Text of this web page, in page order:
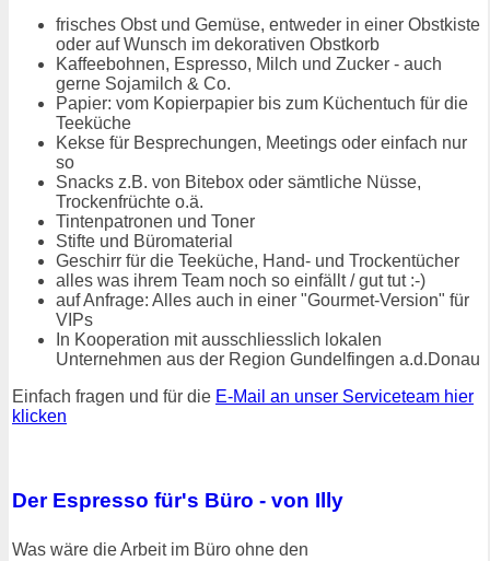
frisches Obst und Gemüse, entweder in einer Obstkiste
oder auf Wunsch im dekorativen Obstkorb
Kaffeebohnen, Espresso, Milch und Zucker - auch
gerne Sojamilch & Co.
Papier: vom Kopierpapier bis zum Küchentuch für die
Teeküche
Kekse für Besprechungen, Meetings oder einfach nur
so
Snacks z.B. von Bitebox oder sämtliche Nüsse,
Trockenfrüchte o.ä.
Tintenpatronen und Toner
Stifte und Büromaterial
Geschirr für die Teeküche, Hand- und Trockentücher
alles was ihrem Team noch so einfällt / gut tut :-)
auf Anfrage: Alles auch in einer "Gourmet-Version" für
VIPs
In Kooperation mit ausschliesslich lokalen
Unternehmen aus der Region Gundelfingen a.d.Donau
Einfach fragen und für die E-Mail an unser Serviceteam hier
klicken
Der Espresso für's Büro - von Illy
Was wäre die Arbeit im Büro ohne den